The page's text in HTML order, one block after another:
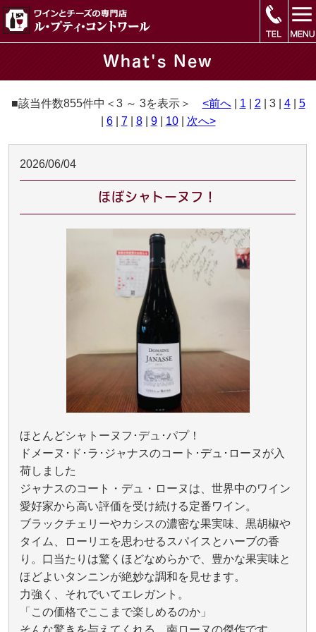
What's New
■該当件数855件中＜3 ～ 3を表示＞ <前へ| 1 2 | 3 | 4| 5
6| 7| 8| 9| 10| 次へ>
2026/06/04
ほぼシャトーヌフ！
ほとんどシャトーヌフ･デュ･パプ！
ドメーヌ･ド･ラ･ジャナスのコート･デュ･ローヌが入
荷しました
⁡ジャナスのコート・デュ・ローヌは、世界中のワイン
愛好家から高い評価を受け続ける定番ワイン。
ブラックチェリーやカシスの濃密な果実味、黒胡椒や
タイム、ローリエを思わせるスパイスとハーブの香
り。口当たりは驚くほどなめらかで、豊かな果実味と
ほどよいタンニンが絶妙な調和を見せます。
力強く、それでいてエレガント。
「この価格でここまで楽しめるのか」
そんな驚きを与えてくれる、南ローヌの傑作です。